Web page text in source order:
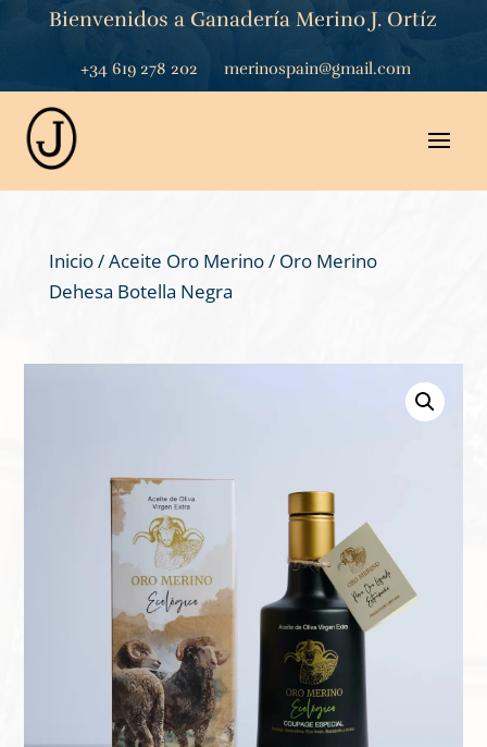
Bienvenidos a Ganadería Merino J. Ortíz
+34 619 278 202 merinospain@gmail.com
Inicio/Aceite Oro Merino/ Oro Merino
Dehesa Botella Negra